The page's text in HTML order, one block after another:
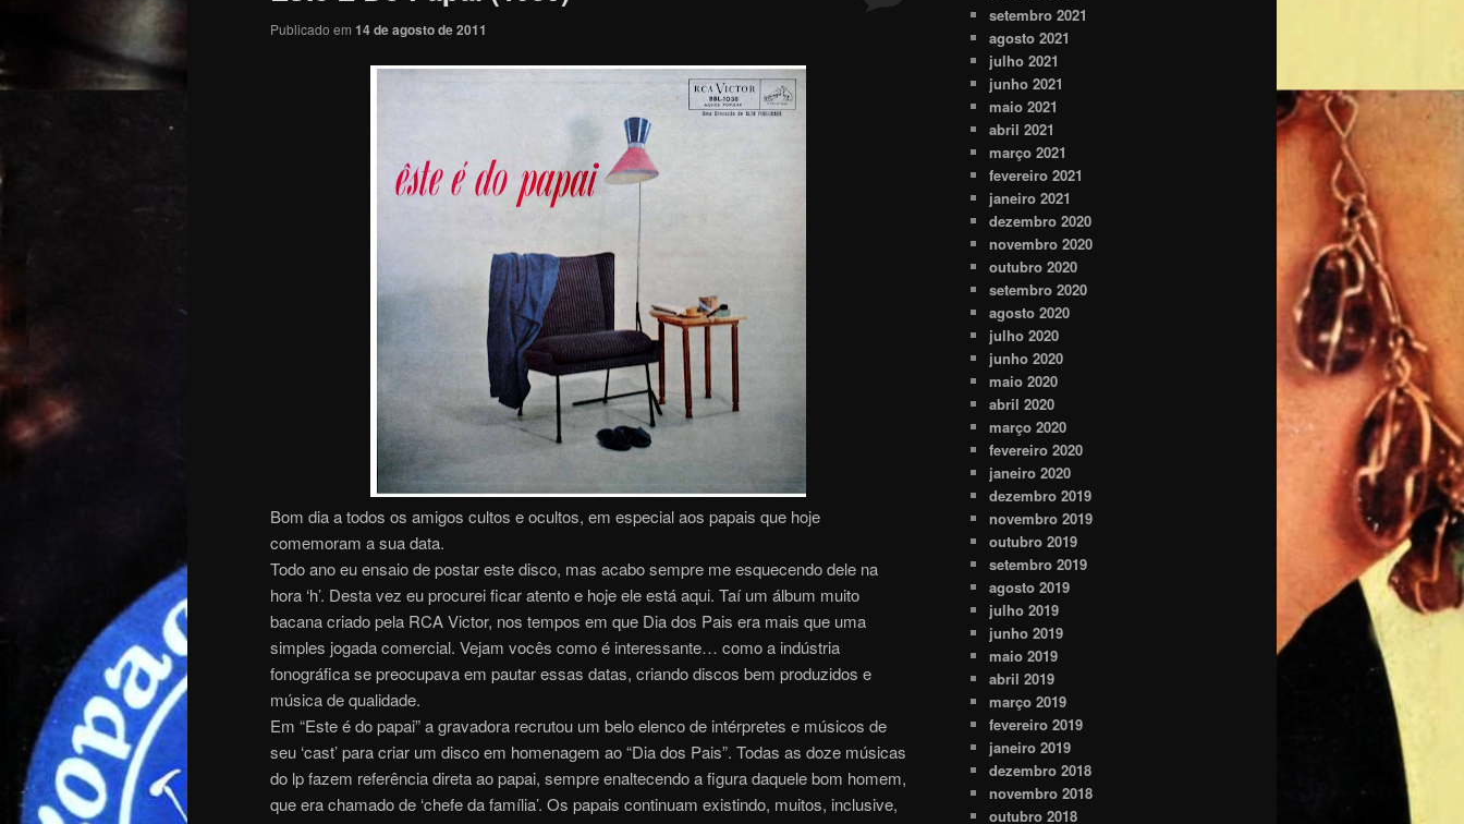
Publicado em 14 de agosto de 2011
Bom dia a todos os amigos cultos e ocultos, em especial aos papais que hoje
comemoram a sua data.
Todo ano eu ensaio de postar este disco, mas acabo sempre me esquecendo dele na
hora ‘h’. Desta vez eu procurei ficar atento e hoje ele está aqui. Taí um álbum muito
bacana criado pela RCA Victor, nos tempos em que Dia dos Pais era mais que uma
simples jogada comercial. Vejam vocês como é interessante… como a indústria
fonográfica se preocupava em pautar essas datas, criando discos bem produzidos e
música de qualidade.
Em “Este é do papai” a gravadora recrutou um belo elenco de intérpretes e músicos de
seu ‘cast’ para criar um disco em homenagem ao “Dia dos Pais”. Todas as doze músicas
do lp fazem referência direta ao papai, sempre enaltecendo a figura daquele bom homem,
que era chamado de ‘chefe da família’. Os papais continuam existindo, muitos, inclusive,
setembro 2021
agosto 2021
julho 2021
junho 2021
maio 2021
abril 2021
março 2021
fevereiro 2021
janeiro 2021
dezembro 2020
novembro 2020
outubro 2020
setembro 2020
agosto 2020
julho 2020
junho 2020
maio 2020
abril 2020
março 2020
fevereiro 2020
janeiro 2020
dezembro 2019
novembro 2019
outubro 2019
setembro 2019
agosto 2019
julho 2019
junho 2019
maio 2019
abril 2019
março 2019
fevereiro 2019
janeiro 2019
dezembro 2018
novembro 2018
outubro 2018